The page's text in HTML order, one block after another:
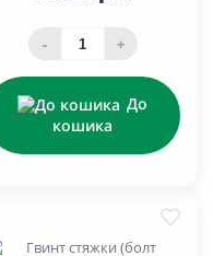
- +
До
кошика